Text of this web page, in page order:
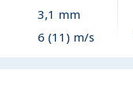
3,1 mm
6 (11) m/s